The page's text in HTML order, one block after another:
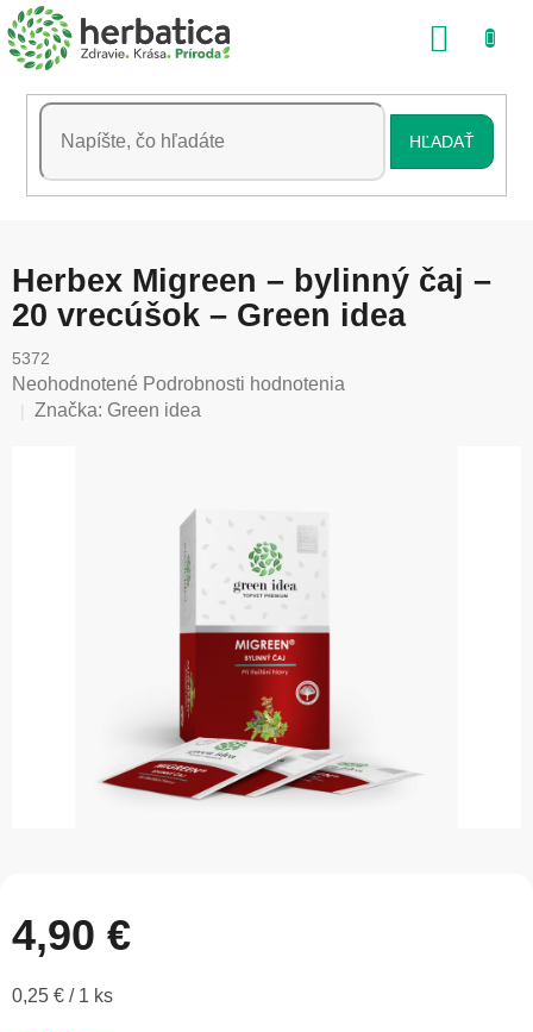
Prejsť
na
obsah
HĽADAŤ
Herbex Migreen – bylinný čaj –
20 vrecúšok – Green idea
5372
Priemerné
hodnotenie
Neohodnotené Podrobnosti hodnotenia
Značka: Green idea
4,90 €
Jednotková
0,25 € / 1 ks